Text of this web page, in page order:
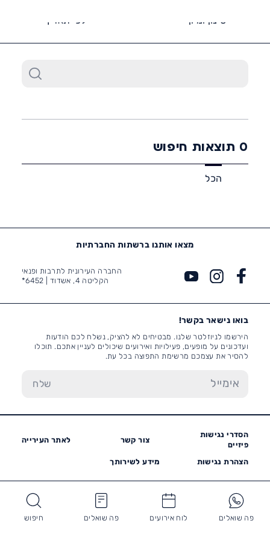
סינון ומיון לפי תאריך
0 תוצאות חיפוש
הכל
מצאו אותנו ברשתות החברתיות
החברה העירונית לתרבות ופנאי
הקליטה 4, אשדוד |
6452*
בואו נישאר בקשר!
הירשמו לניוזלטר שלנו. מבטיחים לא להציק, נשלח לכם הודעות
ועדכונים על מופעים, פעילויות ואירועים שיכולים לעניין אתכם. תוכלו
להסיר את עצמכם מרשימת התפוצה בכל עת.
הסדרי נגישות
פיזיים
צור קשר לאתר העירייה
הצהרת נגישות מידע לשירותך
פה שואלים לוח אירועים פה שואלים חיפוש